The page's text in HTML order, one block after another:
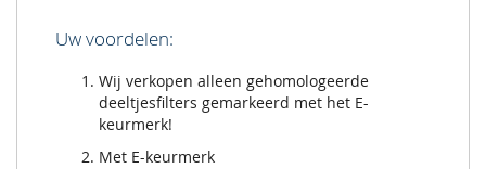
Uw voordelen:
Wij verkopen alleen gehomologeerde
deeltjesfilters gemarkeerd met het E-
keurmerk!
Met E-keurmerk